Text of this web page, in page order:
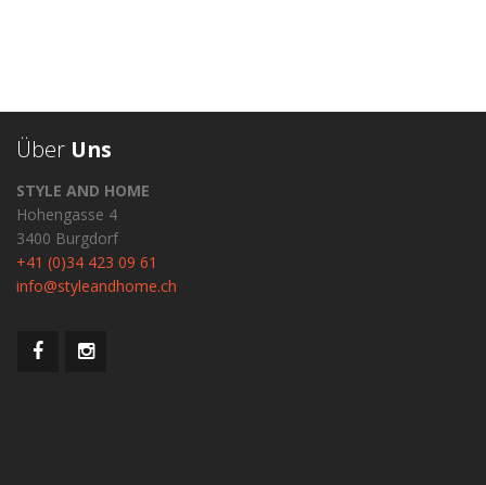
Über Uns
STYLE AND HOME
Hohengasse 4
3400 Burgdorf
+41 (0)34 423 09 61
info@styleandhome.ch